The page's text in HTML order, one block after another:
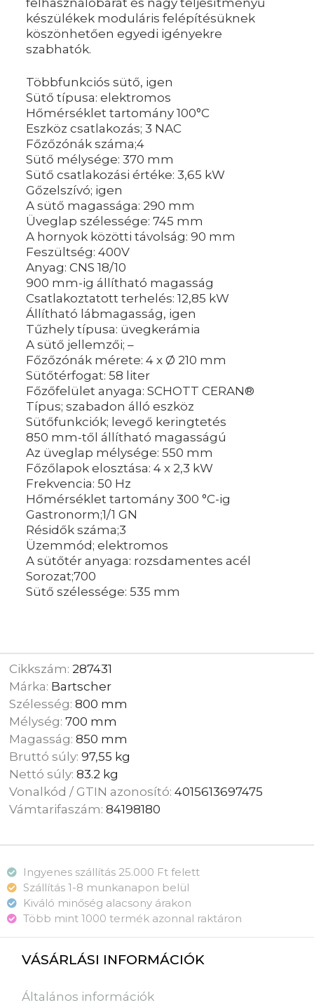
készülékek moduláris felépítésüknek
köszönhetően egyedi igényekre
szabhatók.
Többfunkciós sütő, igen
Sütő típusa: elektromos
Hőmérséklet tartomány 100°C
Eszköz csatlakozás; 3 NAC
Főzőzónák száma;4
Sütő mélysége: 370 mm
Sütő csatlakozási értéke: 3,65 kW
Gőzelszívó; igen
A sütő magassága: 290 mm
Üveglap szélessége: 745 mm
A hornyok közötti távolság: 90 mm
Feszültség: 400V
Anyag: CNS 18/10
900 mm-ig állítható magasság
Csatlakoztatott terhelés: 12,85 kW
Állítható lábmagasság, igen
Tűzhely típusa: üvegkerámia
A sütő jellemzői; –
Főzőzónák mérete: 4 x Ø 210 mm
Sütőtérfogat: 58 liter
Főzőfelület anyaga: SCHOTT CERAN®
Típus; szabadon álló eszköz
Sütőfunkciók; levegő keringtetés
850 mm-től állítható magasságú
Az üveglap mélysége: 550 mm
Főzőlapok elosztása: 4 x 2,3 kW
Frekvencia: 50 Hz
Hőmérséklet tartomány 300 °C-ig
Gastronorm;1/1 GN
Résidők száma;3
Üzemmód; elektromos
A sütőtér anyaga: rozsdamentes acél
Sorozat;700
Sütő szélessége: 535 mm
Cikkszám: 287431
Márka: Bartscher
Szélesség:800 mm
Mélység:700 mm
Magasság:850 mm
Bruttó súly:97,55 kg
Nettó súly:83.2 kg
Vonalkód / GTIN azonosító:4015613697475
Vámtarifaszám:84198180
Ingyenes szállítás 25.000 Ft felett
Szállítás 1-8 munkanapon belül
Kiváló minőség alacsony árakon
Több mint 1000 termék azonnal raktáron
VÁSÁRLÁSI INFORMÁCIÓK
Általános információk